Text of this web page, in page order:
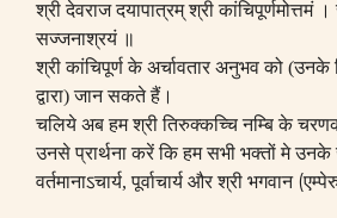
श्री देवराज दयापात्रम् श्री कांचिपूर्णमोत्तमं ।
सज्जनाश्रयं ॥
श्री कांचिपूर्ण के अर्चावतार अनुभव को (उनके
द्वारा)जान सकते हैं।
चलिये अब हम श्री तिरुक्कच्चि नम्बि के
उनसे प्रार्थना करें कि हम सभी भक्तों मे
वर्तमानाऽचार्य, पूर्वाचार्य और श्री भगवान (